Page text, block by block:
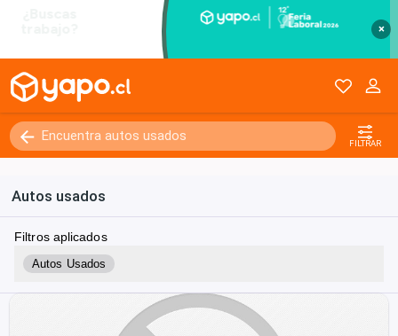
×
FILTRAR
Autos usados
Filtros aplicados
Autos Usados